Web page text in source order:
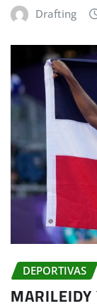
Drafting
DEPORTIVAS